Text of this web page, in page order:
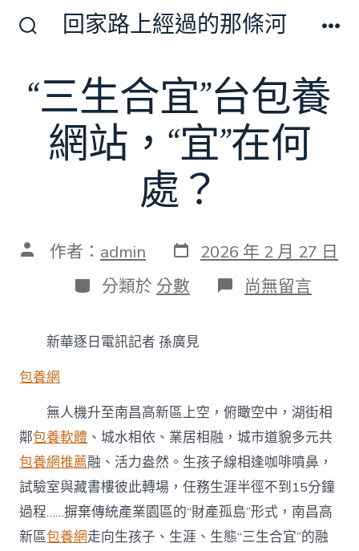
切
換
開
回家路上經過的那條河
“三生合宜”台包養
網站，“宜”在何
處？
文 作者： admin 發
表
日
期
2026 年 2 月 27 日
分
類
分類於 分數 在
〈“三
網
站，
“宜”
在
何
處？〉
中
尚無留言
新華逐日電訊記者 孫廣見
包養網
無人機升至南昌高新區上空，俯瞰空中，湖街相
鄰包養軟體 、城水相依、業居相融，城市道貌多元共
包養網推薦融、活力盎然。生孩子線相逢咖啡噴鼻，
試驗室與藏書樓彼此轉場，任務生涯半徑不到15分鐘
過程……摒棄傳統產業園區的“財產孤島”形式，南昌高
新區包養網走向生孩子、生涯、生態“三生合宜”的融